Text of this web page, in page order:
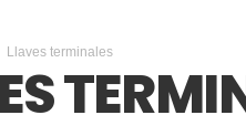
Llaves terminales